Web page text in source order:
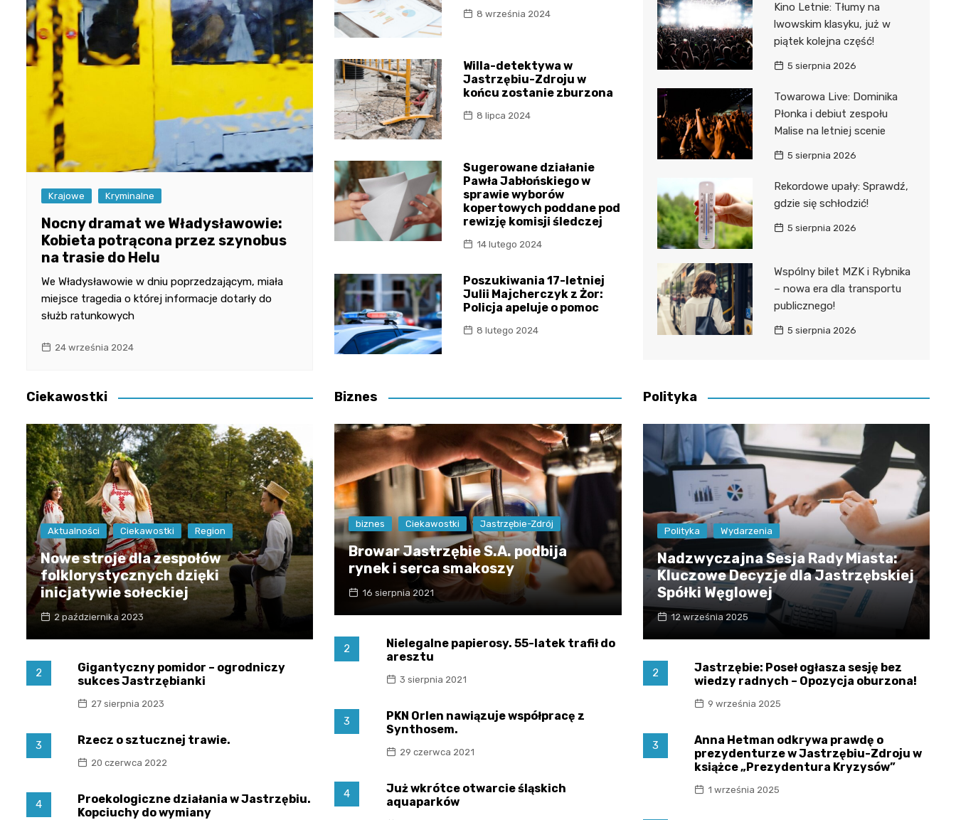
Krajowe Kryminalne
Nocny dramat we Władysławowie:
Kobieta potrącona przez szynobus
na trasie do Helu
We Władysławowie w dniu poprzedzającym, miała
miejsce tragedia o której informacje dotarły do
służb ratunkowych
24 września 2024
8 września 2024
Willa-detektywa w
Jastrzębiu-Zdroju w
końcu zostanie zburzona
8 lipca 2024
Sugerowane działanie
Pawła Jabłońskiego w
sprawie wyborów
kopertowych poddane pod
rewizję komisji śledczej
14 lutego 2024
Poszukiwania 17-letniej
Julii Majcherczyk z Żor:
Policja apeluje o pomoc
8 lutego 2024
Kino Letnie: Tłumy na
lwowskim klasyku, już w
piątek kolejna część!
5 sierpnia 2026
Towarowa Live: Dominika
Płonka i debiut zespołu
Malise na letniej scenie
5 sierpnia 2026
Rekordowe upały: Sprawdź,
gdzie się schłodzić!
5 sierpnia 2026
Wspólny bilet MZK i Rybnika
– nowa era dla transportu
publicznego!
5 sierpnia 2026
Ciekawostki
Aktualności Ciekawostki Region
Nowe stroje dla zespołów
folklorystycznych dzięki
inicjatywie sołeckiej
2 października 2023
2
Gigantyczny pomidor – ogrodniczy
sukces Jastrzębianki
27 sierpnia 2023
3 Rzecz o sztucznej trawie.
20 czerwca 2022
4
Proekologiczne działania w Jastrzębiu.
Kopciuchy do wymiany
Biznes
biznes Ciekawostki Jastrzębie-Zdrój
Browar Jastrzębie S.A. podbija
rynek i serca smakoszy
16 sierpnia 2021
2
Nielegalne papierosy. 55-latek trafił do
aresztu
3 sierpnia 2021
3
PKN Orlen nawiązuje współpracę z
Synthosem.
29 czerwca 2021
4
Już wkrótce otwarcie śląskich
aquaparków
Polityka
Polityka Wydarzenia
Nadzwyczajna Sesja Rady Miasta:
Kluczowe Decyzje dla Jastrzębskiej
Spółki Węglowej
12 września 2025
2
Jastrzębie: Poseł ogłasza sesję bez
wiedzy radnych – Opozycja oburzona!
9 września 2025
3
Anna Hetman odkrywa prawdę o
prezydenturze w Jastrzębiu-Zdroju w
książce „Prezydentura Kryzysów”
1 września 2025